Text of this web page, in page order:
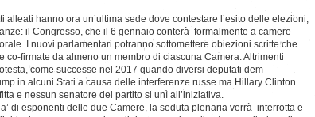
alleati hanno ora un’ultima sede dove contestare l’esito delle elezioni,
il Congresso, che il 6 gennaio conterà formalmente a camere
I nuovi parlamentari potranno sottomettere obiezioni scritte che
co-firmate da almeno un membro di ciascuna Camera. Altrimenti
come successe nel 2017 quando diversi deputati dem
in alcuni Stati a causa delle interferenze russe ma Hillary Clinton
e nessun senatore del partito si unì all’iniziativa.
di esponenti delle due Camere, la seduta plenaria verrà interrotta e